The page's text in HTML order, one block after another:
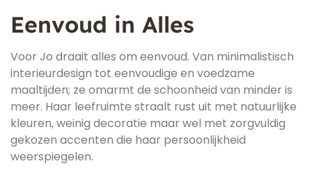
Eenvoud in Alles
Voor Jo draait alles om eenvoud. Van minimalistisch
interieurdesign tot eenvoudige en voedzame
maaltijden; ze omarmt de schoonheid van minder is
meer. Haar leefruimte straalt rust uit met natuurlijke
kleuren, weinig decoratie maar wel met zorgvuldig
gekozen accenten die haar persoonlijkheid
weerspiegelen.